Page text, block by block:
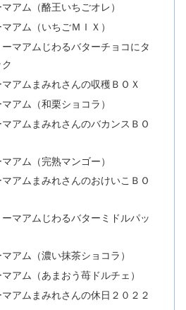
アム（酪王いちごオレ）
アム（いちごＭＩＸ）
マアムじわるバターチョコにタ
アムまみれさんの収穫ＢＯＸ
アム（和栗ショコラ）
アムまみれさんのバカンスＢＯ
アム（完熟マンゴー）
アムまみれさんのおけいこＢＯ
マアムじわるバターミドルパッ
アム（濃い抹茶ショコラ）
アム（あまおう苺ドルチェ）
アムまみれさんの休日２０２２